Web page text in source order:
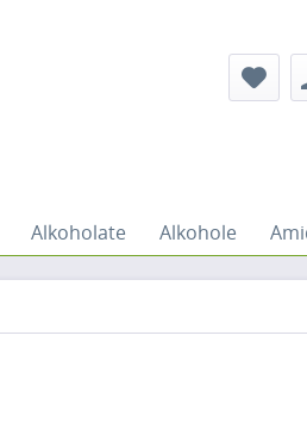
Alkoholate Alkohole